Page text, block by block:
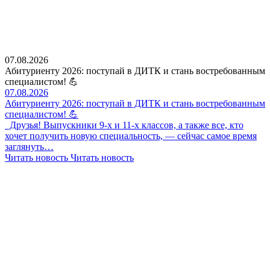
07.08.2026
Абитуриенту 2026: поступай в ДИТК и стань востребованным
специалистом! 💪
07.08.2026
Абитуриенту 2026: поступай в ДИТК и стань востребованным
специалистом! 💪
Друзья! Выпускники 9-х и 11-х классов, а также все, кто
хочет получить новую специальность, — сейчас самое время
заглянуть…
Читать новость Читать новость